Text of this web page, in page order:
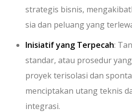
strategis bisnis,
sia dan peluang yang
Inisiatif yang Terpecah:
standar, atau prosedur
proyek terisolasi dan
menciptakan utang teknis
integrasi.